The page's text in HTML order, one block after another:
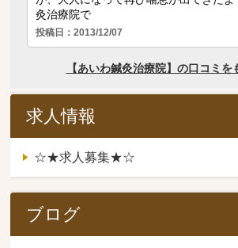
求人情報
☆★求人募集★☆
ブログ